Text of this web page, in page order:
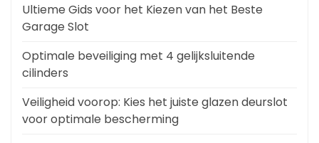
Ultieme Gids voor het Kiezen van het Beste
Garage Slot
Optimale beveiliging met 4 gelijksluitende
cilinders
Veiligheid voorop: Kies het juiste glazen deurslot
voor optimale bescherming